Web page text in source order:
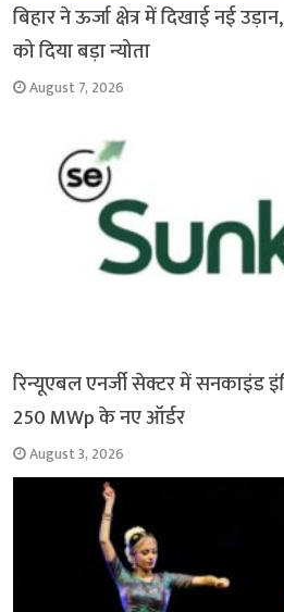
बिहार ने ऊर्जा क्षेत्र में दिखाई नई
को दिया बड़ा न्योता
August 7, 2026
रिन्यूएबल एनर्जी सेक्टर में सनकाइंड
250 MWp के नए ऑर्डर
August 3, 2026